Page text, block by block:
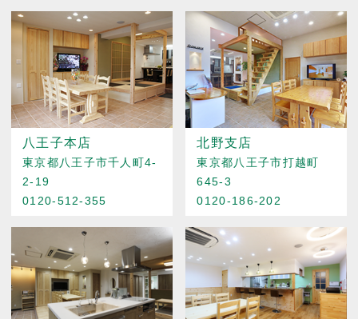
八王子本店
東京都八王子市千人町4-
2-19
0120-512-355
北野支店
東京都八王子市打越町
645-3
0120-186-202